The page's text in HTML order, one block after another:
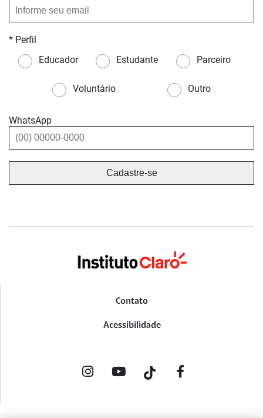
* Perfil
Educador
Estudante Parceiro
Voluntário Outro
WhatsApp
Contato
Acessibilidade